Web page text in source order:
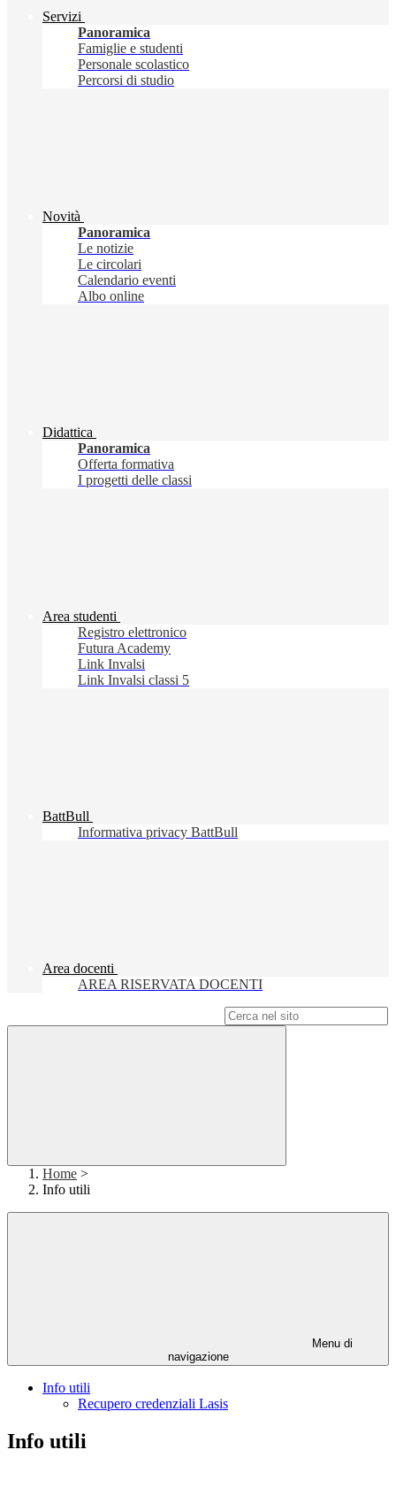
Servizi
Panoramica
Famiglie e studenti
Personale scolastico
Percorsi di studio
Novità
Panoramica
Le notizie
Le circolari
Calendario eventi
Albo online
Didattica
Panoramica
Offerta formativa
I progetti delle classi
Area studenti
Registro elettronico
Futura Academy
Link Invalsi
Link Invalsi classi 5
BattBull
Informativa privacy BattBull
Area docenti
AREA RISERVATA DOCENTI
Home >
Info utili
Menu di
navigazione
Info utili
Recupero credenziali Lasis
Info utili